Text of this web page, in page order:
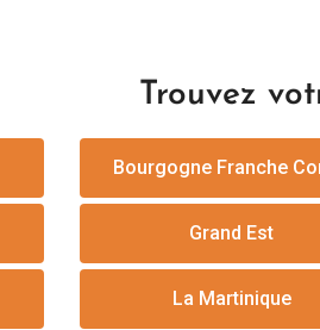
Trouvez
Bourgogne Franche
Grand Est
La Martinique